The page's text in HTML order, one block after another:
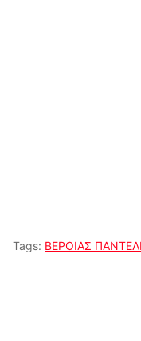
Tags: ΒΕΡΟΙΑΣ